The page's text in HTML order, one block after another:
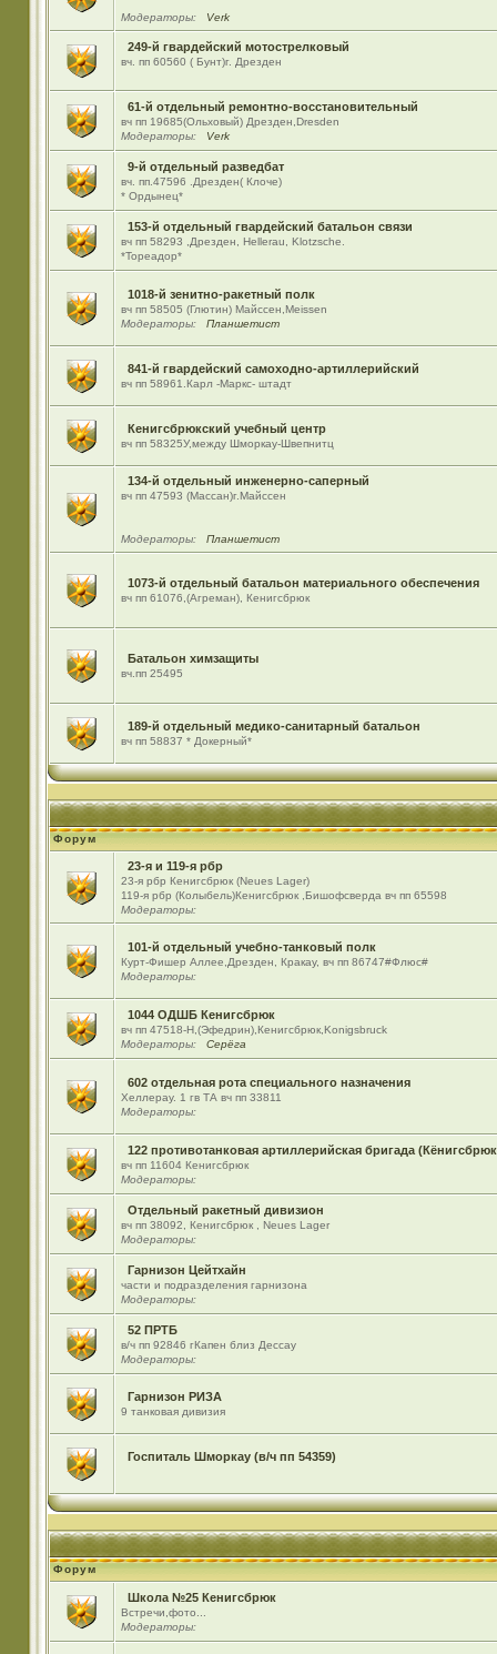
Модераторы: Verk
249-й гвардейский мотострелковый
вч. пп 60560 ( Бунт)г. Дрезден
61-й отдельный ремонтно-восстановительный
вч пп 19685(Ольховый) Дрезден,Dresden
Модераторы:
Verk
9-й отдельный разведбат
вч. пп.47596 .Дрезден( Клоче)
* Ордынец*
153-й отдельный гвардейский батальон связи
вч пп 58293 ,Дрезден, Hellerau, Klotzsche.
*Тореадор*
1018-й зенитно-ракетный полк
вч пп 58505 (Глютин) Майсcен,Meissen
Модераторы:
Планшетист
841-й гвардейский самоходно-артиллерийский
вч пп 58961.Карл -Маркс- штадт
Кенигсбрюкский учебный центр
вч пп 58325У,между Шморкау-Швепнитц
134-й отдельный инженерно-саперный
вч пп 47593 (Массан)г.Майссен
Модераторы: Планшетист
1073-й отдельный батальон материального обеспечения
вч пп 61076,(Агреман), Кенигсбрюк
Батальон химзащиты
вч.пп 25495
189-й отдельный медико-санитарный батальон
вч пп 58837 * Докерный*
Форум
23-я и 119-я рбр
23-я рбр Кенигсбрюк (Neues Lager)
119-я рбр (Колыбель)Кенигсбрюк ,Бишофсверда вч пп 65598
Модераторы:
101-й отдельный учебно-танковый полк
Курт-Фишер Аллее,Дрезден, Кракау, вч пп 86747#Флюс#
Модераторы:
1044 ОДШБ Кенигсбрюк
вч пп 47518-Н,(Эфедрин),Кенигсбрюк,Konigsbruck
Модераторы:
Серёга
602 отдельная рота специального назначения
Хеллерау. 1 гв ТА вч пп 33811
Модераторы:
122 противотанковая артиллерийская бригада
вч пп 11604 Кенигсбрюк
Модераторы:
Отдельный ракетный дивизион
вч пп 38092, Кенигсбрюк , Neues Lager
Модераторы:
Гарнизон Цейтхайн
части и подразделения гарнизона
Модераторы:
52 ПРТБ
в/ч пп 92846 гКапен близ Дессау
Модераторы:
Гарнизон РИЗА
9 танковая дивизия
Госпиталь Шморкау (в/ч пп 54359)
Форум
Школа №25 Кенигсбрюк
Встречи,фото...
Модераторы: